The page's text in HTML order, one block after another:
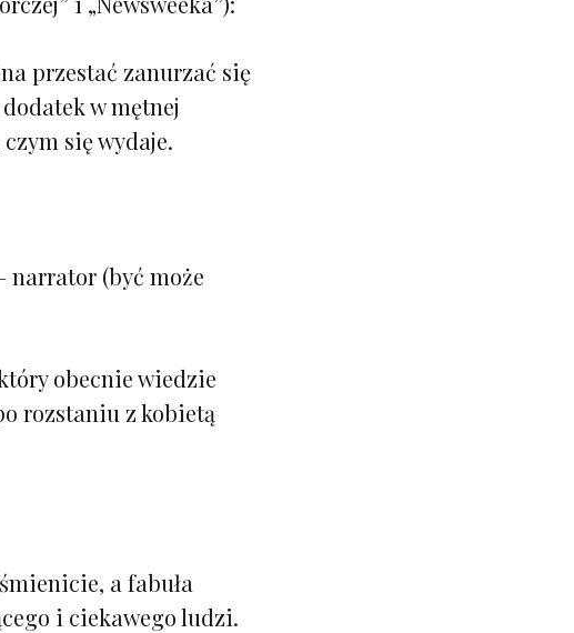
przestać zanurzać się
w mętnej
się wydaje.
narrator (być może
obecnie wiedzie
rozstaniu z kobietą
a fabuła
i ciekawego ludzi.